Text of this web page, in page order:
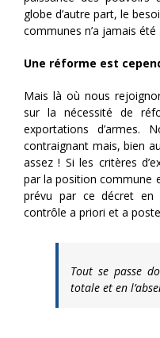
globe d’autre part, le
communes n’a jamais été
Une réforme est
Mais là où nous
sur la nécessité de
exportations d’armes.
contraignant mais, bien
assez ! Si les critères
par la position commune
prévu par ce décret en
contrôle a priori et a
Tout se passe
totale et en